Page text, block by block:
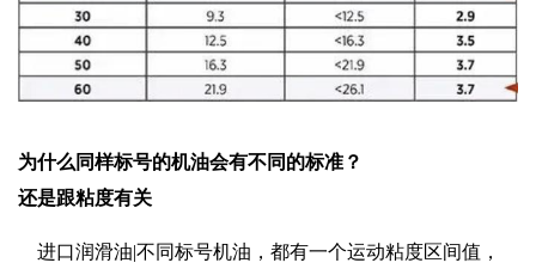
为什么同样标号的机油会有不同的标准？
还是跟粘度有关
进口润滑油|不同标号机油，都有一个运动粘度区间值，